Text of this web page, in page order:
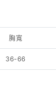
胸寬
36-66